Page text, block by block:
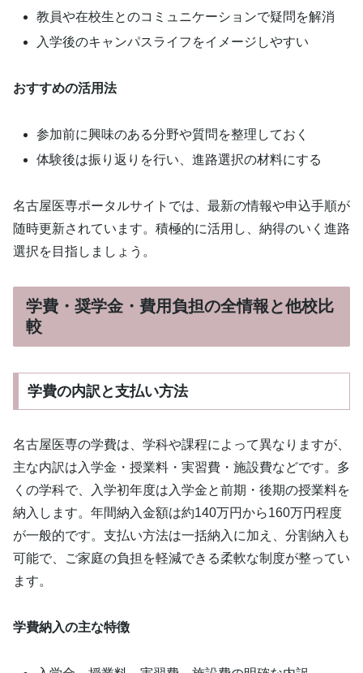
教員や在校生とのコミュニケーションで疑問を解消
入学後のキャンパスライフをイメージしやすい
おすすめの活用法
参加前に興味のある分野や質問を整理しておく
体験後は振り返りを行い、進路選択の材料にする
名古屋医専ポータルサイトでは、最新の情報や申込手順が
随時更新されています。積極的に活用し、納得のいく進路
選択を目指しましょう。
学費・奨学金・費用負担の全情報と他校比
較
学費の内訳と支払い方法
名古屋医専の学費は、学科や課程によって異なりますが、
主な内訳は入学金・授業料・実習費・施設費などです。多
くの学科で、入学初年度は入学金と前期・後期の授業料を
納入します。年間納入金額は約140万円から160万円程度
が一般的です。支払い方法は一括納入に加え、分割納入も
可能で、ご家庭の負担を軽減できる柔軟な制度が整ってい
ます。
学費納入の主な特徴